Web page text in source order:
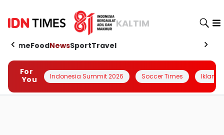
KALTIM
HomeFoodNewsSportTravel
For
You
Indonesia Summit 2026 Soccer Times Iklanin